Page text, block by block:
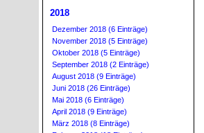
2018
Dezember 2018 (6 Einträge)
November 2018 (5 Einträge)
Oktober 2018 (5 Einträge)
September 2018 (2 Einträge)
August 2018 (9 Einträge)
Juni 2018 (26 Einträge)
Mai 2018 (6 Einträge)
April 2018 (9 Einträge)
März 2018 (8 Einträge)